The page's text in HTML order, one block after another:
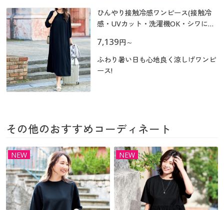
大きいサイズ 事務・制服
カタログ・チラシからのご注文
デジタルカタログ
カタログ無料プレゼント
会員メニュー
閲覧履歴
お気に入り
サポート
デジタルカタログ
カタログ無料プレゼント
会員メニュー
マイページ
サポート
ご利用ガイド
ひんやり接触冷感ワンピース(接触冷
感・UVカット・洗濯機OK・シワにな
7,139円 ～
ふわり暑い日も心地良く涼しげワンピ
ース!
その他のおすすめコーディネート
NEW NEW